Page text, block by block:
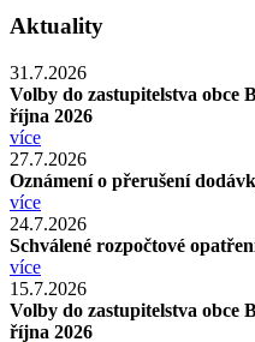
Aktuality
31.7.2026
Volby do zastupitelstva obce
října 2026
více
27.7.2026
Oznámení o přerušení
více
24.7.2026
Schválené rozpočtové
více
15.7.2026
Volby do zastupitelstva obce
října 2026